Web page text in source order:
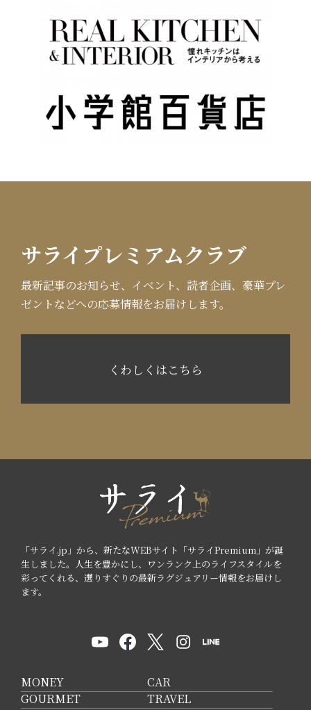
サライプレミアムクラブ
最新記事のお知らせ、イベント、読者企画、豪華プレ
ゼントなどへの応募情報をお届けします。
くわしくはこちら
「サライ.jp」から、新たなWEBサイト「サライPremium」が誕
生しました。人生を豊かにし、ワンランク上のライフスタイルを
彩ってくれる、選りすぐりの最新ラグジュアリー情報をお届けし
ます。
MONEY
CAR
GOURMET
TRAVEL